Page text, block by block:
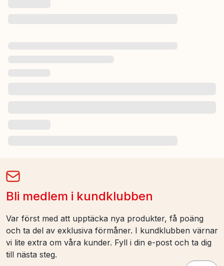
Bli medlem i kundklubben
Var först med att upptäcka nya produkter, få poäng
och ta del av exklusiva förmåner. I kundklubben värnar
vi lite extra om våra kunder. Fyll i din e-post och ta dig
till nästa steg.